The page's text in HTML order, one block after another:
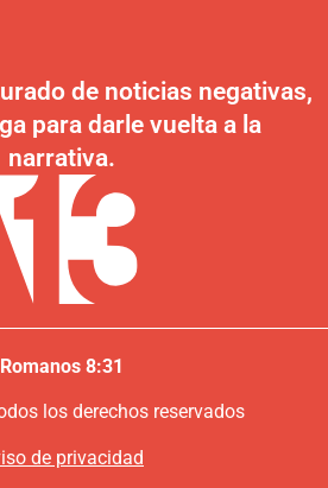
de noticias negativas,
para darle vuelta a la
narrativa.
Romanos 8:31
los derechos reservados
de privacidad